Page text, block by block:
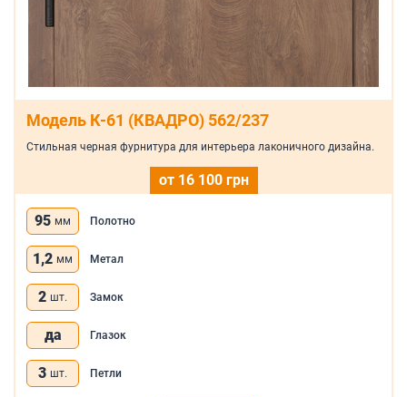
Модель К-61 (КВАДРО) 562/237
Стильная черная фурнитура для интерьера лаконичного дизайна.
от 16 100 грн
95 мм Полотно
1,2 мм Метал
2 шт. Замок
да Глазок
3 шт. Петли